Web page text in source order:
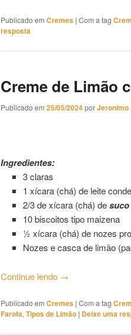
Publicado em Cremes | Com a tag
resposta
Creme de Limão
Publicado em 25/05/2024porJeronimo
Ingredientes:
3 claras
1 xícara (chá) de leite
2/3 de xícara (chá) de
10 biscoitos tipo maizena
½ xícara (chá) de nozes
Nozes e casca de limão
Continue lendo →
Publicado em Cremes | Com a tag
Farofa, Tipos de Limão | Deixe uma